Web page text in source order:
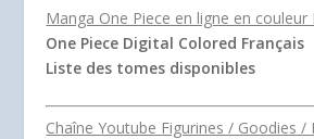
Manga One Piece en ligne en couleur
One Piece Digital Colored Français
Liste des tomes disponibles
Chaîne Youtube Figurines / Goodies /